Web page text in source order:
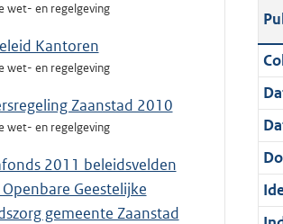
wet- en regelgeving
Kantoren
wet- en regelgeving
Zaanstad 2010
wet- en regelgeving
2011 beleidsvelden
Geestelijke
gemeente Zaanstad